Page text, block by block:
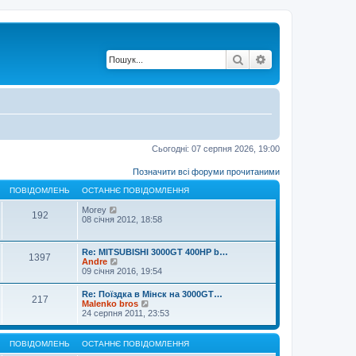
Пошук
Сьогодні: 07 серпня 2026, 19:00
Позначити всі форуми прочитаними
ПОВІДОМЛЕНЬ ОСТАННЄ ПОВІДОМЛЕННЯ
192 Morey
е
г
л
я
н
у
т
и
о
с
т
а
н
08 січня 2012, 18:58
1397
Re: MITSUBISHI 3000GT 400HP b…
Andre
е
г
л
я
н
у
т
09 січня 2016, 19:54
217
Re: Поїздка в Мінск на 3000GT…
Malenko bros
е
е
г
24 серпня 2011, 23:53
ПОВІДОМЛЕНЬ ОСТАННЄ ПОВІДОМЛЕННЯ